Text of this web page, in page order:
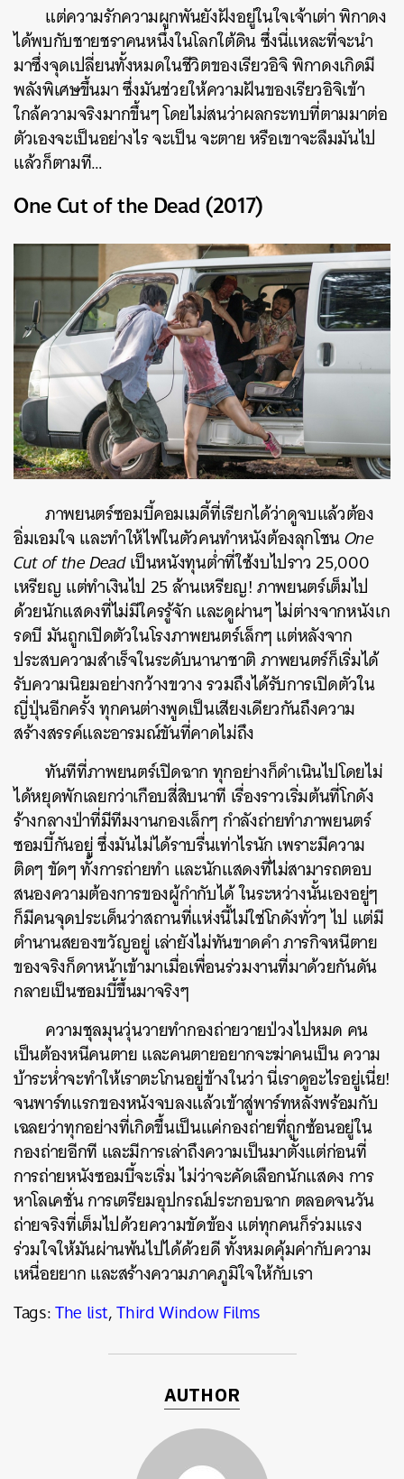
แต่ความรักความผูกพันยังฝังอยู่ในใจเจ้าเต่า พิกาดง
ได้พบกับชายชราคนหนึ่งในโลกใต้ดิน ซึ่งนี่แหละที่จะนำ
มาซึ่งจุดเปลี่ยนทั้งหมดในชีวิตของเรียวอิจิ พิกาดงเกิดมี
พลังพิเศษขึ้นมา ซึ่งมันช่วยให้ความฝันของเรียวอิจิเข้า
ใกล้ความจริงมากขึ้นๆ โดยไม่สนว่าผลกระทบที่ตามมาต่อ
ตัวเองจะเป็นอย่างไร จะเป็น จะตาย หรือเขาจะลืมมันไป
แล้วก็ตามที…
One Cut of the Dead (2017)
ภาพยนตร์ซอมบี้คอมเมดี้ที่เรียกได้ว่าดูจบแล้วต้อง
อิ่มเอมใจ และทำให้ไฟในตัวคนทำหนังต้องลุกโชนOne
Cut of the Deadเป็นหนังทุนต่ำที่ใช้งบไปราว 25,000
เหรียญ แต่ทำเงินไป 25 ล้านเหรียญ! ภาพยนตร์เต็มไป
ด้วยนักแสดงที่ไม่มีใครรู้จัก และดูผ่านๆ ไม่ต่างจากหนังเก
รดบี มันถูกเปิดตัวในโรงภาพยนตร์เล็กๆ แต่หลังจาก
ประสบความสำเร็จในระดับนานาชาติ ภาพยนตร์ก็เริ่มได้
รับความนิยมอย่างกว้างขวาง รวมถึงได้รับการเปิดตัวใน
ญี่ปุ่นอีกครั้ง ทุกคนต่างพูดเป็นเสียงเดียวกันถึงความ
สร้างสรรค์และอารมณ์ขันที่คาดไม่ถึง
ทันทีที่ภาพยนตร์เปิดฉาก ทุกอย่างก็ดำเนินไปโดยไม่
ได้หยุดพักเลยกว่าเกือบสี่สิบนาที เรื่องราวเริ่มต้นที่โกดัง
ร้างกลางป่าที่มีทีมงานกองเล็กๆ กำลังถ่ายทำภาพยนตร์
ซอมบี้กันอยู่ ซึ่งมันไม่ได้ราบรื่นเท่าไรนัก เพราะมีความ
ติดๆ ขัดๆ ทั้งการถ่ายทำ และนักแสดงที่ไม่สามารถตอบ
สนองความต้องการของผู้กำกับได้ ในระหว่างนั้นเองอยู่ๆ
ก็มีคนจุดประเด็นว่าสถานที่แห่งนี้ไม่ใช่โกดังทั่วๆ ไป แต่มี
ตำนานสยองขวัญอยู่ เล่ายังไม่ทันขาดคำ ภารกิจหนีตาย
ของจริงก็ดาหน้าเข้ามาเมื่อเพื่อนร่วมงานที่มาด้วยกันดัน
กลายเป็นซอมบี้ขึ้นมาจริงๆ
ความชุลมุนวุ่นวายทำกองถ่ายวายป่วงไปหมด คน
เป็นต้องหนีคนตาย และคนตายอยากจะฆ่าคนเป็น ความ
บ้าระห่ำจะทำให้เราตะโกนอยู่ข้างในว่า นี่เราดูอะไรอยู่เนี่ย!
จนพาร์ทแรกของหนังจบลงแล้วเข้าสู่พาร์ทหลังพร้อมกับ
เฉลยว่าทุกอย่างที่เกิดขึ้นเป็นแค่กองถ่ายที่ถูกซ้อนอยู่ใน
กองถ่ายอีกที และมีการเล่าถึงความเป็นมาตั้งแต่ก่อนที่
การถ่ายหนังซอมบี้จะเริ่ม ไม่ว่าจะคัดเลือกนักแสดง การ
หาโลเคชั่น การเตรียมอุปกรณ์ประกอบฉาก ตลอดจนวัน
ถ่ายจริงที่เต็มไปด้วยความขัดข้อง แต่ทุกคนก็ร่วมแรง
ร่วมใจให้มันผ่านพ้นไปได้ด้วยดี ทั้งหมดคุ้มค่ากับความ
เหนื่อยยาก และสร้างความภาคภูมิใจให้กับเรา
Tags:The list,Third Window Films
AUTHOR